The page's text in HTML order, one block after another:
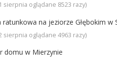
sierpnia oglądane 8523 razy)
ratunkowa na jeziorze Głębokim w
sierpnia oglądane 4963 razy)
domu w Mierzynie